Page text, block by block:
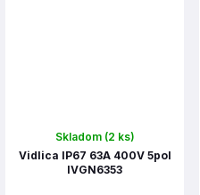
Skladom (2 ks)
Vidlica IP67 63A 400V 5pol
IVGN6353